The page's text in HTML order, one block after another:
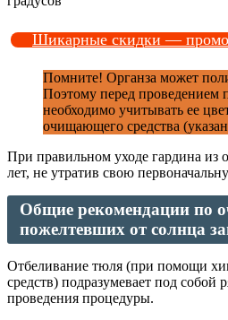
Шикарные скидки —
Помните! Органза может
Поэтому перед проведением
необходимо учитывать ее
очищающего средства
При правильном уходе гардина из
лет, не утратив свою
Общие рекомендации по
пожелтевших от солнца
Отбеливание тюля (при помощи
средств) подразумевает под собой
проведения процедуры.